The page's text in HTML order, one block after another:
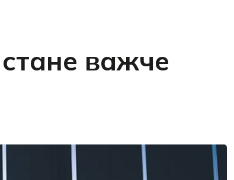
важче